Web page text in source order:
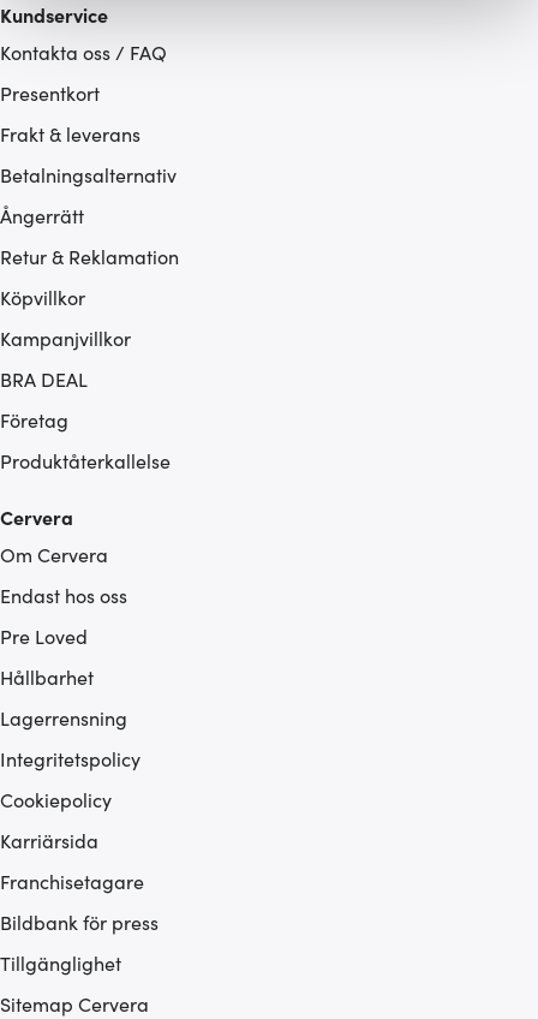
ska anpassas efter det som vi tror att du tycker om. Det
gör också att vi kan analysera vår trafik och göra
som du vill dela med dig av.
Kundservice
Kontakta oss / FAQ
Presentkort
Frakt & leverans
Betalningsalternativ
Ångerrätt
Retur & Reklamation
Köpvillkor
Kampanjvillkor
BRA DEAL
Företag
Produktåterkallelse
Cervera
Om Cervera
Endast hos oss
Pre Loved
Hållbarhet
Lagerrensning
Integritetspolicy
Cookiepolicy
Karriärsida
Franchisetagare
Bildbank för press
Tillgänglighet
Sitemap Cervera